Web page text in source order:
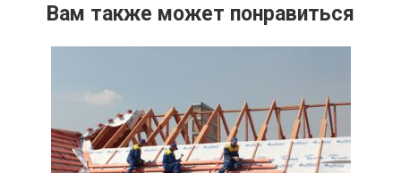
Вам также может понравиться